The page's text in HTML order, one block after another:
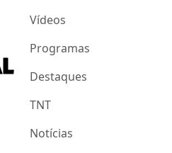
Vídeos
Programas
Destaques
TNT
Notícias